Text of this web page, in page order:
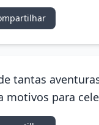
tantas
motivos para